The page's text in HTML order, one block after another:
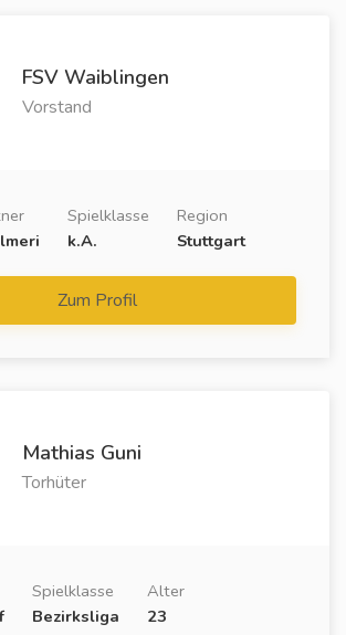
FSV Waiblingen
Vorstand
Spielklasse
k.A.
Region
Stuttgart
Zum Profil
Mathias Guni
Torhüter
Spielklasse
Bezirksliga
Alter
23